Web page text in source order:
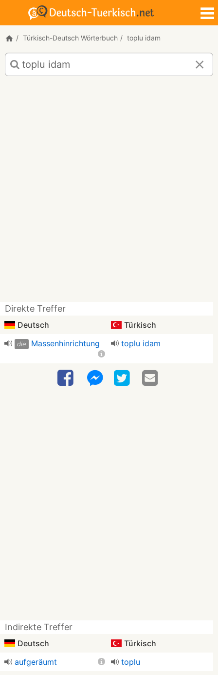
Türkisch-Deutsch Wörterbuch toplu idam
Türkisch-
Deutsch
Übersetzung
Direkte Treffer
Deutsch Türkisch
die Massenhinrichtung toplu idam
Indirekte Treffer
Deutsch
Türkisch
aufgeräumt
toplu